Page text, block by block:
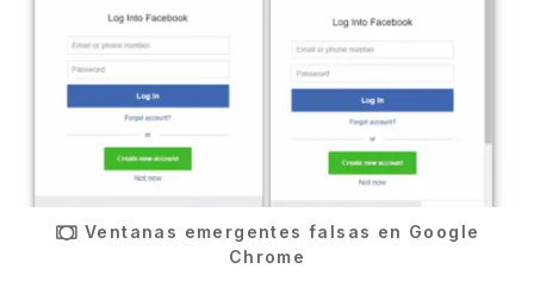
Ventanas emergentes falsas en Google
Chrome